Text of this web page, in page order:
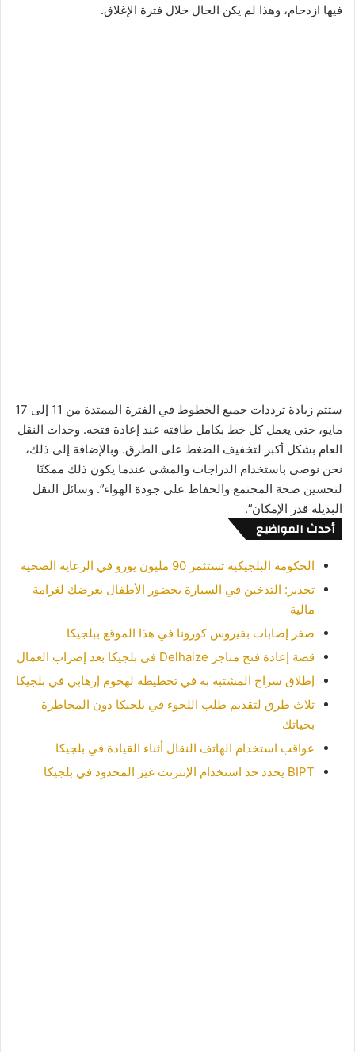
فيها ازدحام، وهذا لم يكن الحال خلال فترة الإغلاق.
ستتم زيادة ترددات جميع الخطوط في الفترة الممتدة من 11 إلى 17
مايو، حتى يعمل كل خط بكامل طاقته عند إعادة فتحه. وحدات النقل
العام بشكل أكبر لتخفيف الضغط على الطرق. وبالإضافة إلى ذلك،
نحن نوصي باستخدام الدراجات والمشي عندما يكون ذلك ممكنًا
لتحسين صحة المجتمع والحفاظ على جودة الهواء”. وسائل النقل
البديلة قدر الإمكان”.
أحدث المواضيع
الحكومة البلجيكية تستثمر 90 مليون يورو في الرعاية الصحية
تحذير: التدخين في السيارة بحضور الأطفال يعرضك لغرامة
مالية
صفر إصابات بفيروس كورونا في هذا الموقع ببلجيكا
قصة إعادة فتح متاجر Delhaize في بلجيكا بعد إضراب العمال
إطلاق سراح المشتبه به في تخطيطه لهجوم إرهابي في بلجيكا
ثلاث طرق لتقديم طلب اللجوء في بلجيكا دون المخاطرة
بحياتك
عواقب استخدام الهاتف النقال أثناء القيادة في بلجيكا
BIPT يحدد حد استخدام الإنترنت غير المحدود في بلجيكا